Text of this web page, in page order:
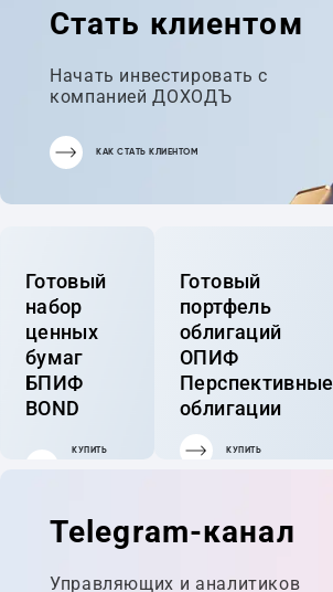
Стать клиентом
Начать инвестировать с
компанией ДОХОДЪ
КАК СТАТЬ КЛИЕНТОМ
Готовый
набор
ценных
бумаг
БПИФ
BOND
КУПИТЬ
Готовый
портфель
облигаций
ОПИФ
Перспективные
облигации
КУПИТЬ
Telegram-канал
Управляющих и аналитиков